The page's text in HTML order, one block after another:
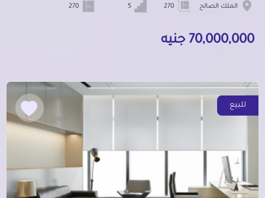
الملك الصالح
70,000,000 جنيه
للبيع